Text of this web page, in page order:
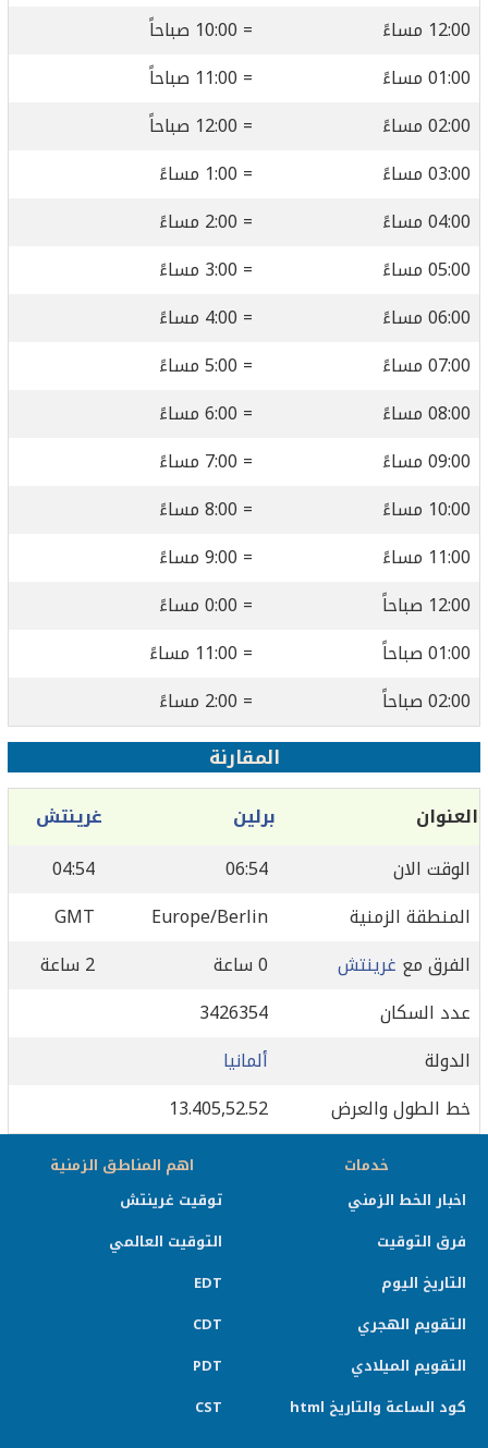
12:00 مساءً
= 10:00 صباحاً
01:00 مساءً
= 11:00 صباحاً
02:00 مساءً
= 12:00 صباحاً
03:00 مساءً
= 1:00 مساءً
04:00 مساءً
= 2:00 مساءً
05:00 مساءً
= 3:00 مساءً
06:00 مساءً
= 4:00 مساءً
07:00 مساءً
= 5:00 مساءً
08:00 مساءً
= 6:00 مساءً
09:00 مساءً
= 7:00 مساءً
10:00 مساءً
= 8:00 مساءً
11:00 مساءً
= 9:00 مساءً
12:00 صباحاً
= 0:00 مساءً
01:00 صباحاً
= 11:00 مساءً
02:00 صباحاً
= 2:00 مساءً
المقارنة
العنوان برلين
غرينتش
الوقت الان
06:54
04:54
المنطقة الزمنية
Europe/Berlin
GMT
الفرق مع غرينتش 0 ساعة
2 ساعة
عدد السكان
3426354
الدولة
ألمانيا
خط الطول والعرض
13.405,52.52
خدمات
اخبار الخط الزمني
فرق التوقيت
التاريخ اليوم
التقويم الهجري
التقويم الميلادي
كود الساعة والتاريخ html
اهم المناطق الزمنية
توقيت غرينتش
التوقيت العالمي
EDT
CDT
PDT
CST